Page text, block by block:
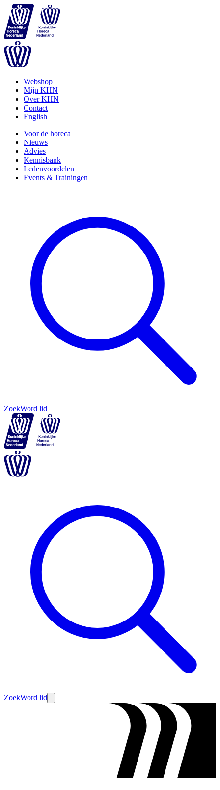
Webshop
Mijn KHN
Over KHN
Contact
English
Voor de horeca
Nieuws
Advies
Kennisbank
Ledenvoordelen
Events & Trainingen
ZoekWord lid
ZoekWord lid